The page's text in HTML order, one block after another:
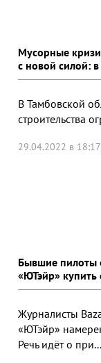
Мусорные
с новой силой:
В Тамбовской
строительства
29.04.2022 в
Бывшие пилоты
«ЮТэйр» купить
Журналисты
«ЮТэйр»
Речь идёт о при...